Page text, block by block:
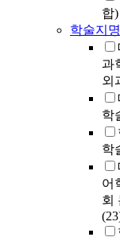
합)
학술지명
과
외
학
학
어
회